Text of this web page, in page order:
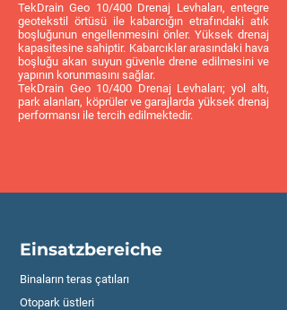
TekDrain Geo 10/400 Drenaj Levhaları, entegre
geotekstil örtüsü ile kabarcığın etrafındaki atık
boşluğunun engellenmesini önler. Yüksek drenaj
kapasitesine sahiptir. Kabarcıklar arasındaki hava
boşluğu akan suyun güvenle drene edilmesini ve
yapının korunmasını sağlar.
TekDrain Geo 10/400 Drenaj Levhaları; yol altı,
park alanları, köprüler ve garajlarda yüksek drenaj
performansı ile tercih edilmektedir.
Einsatzbereiche
Binaların teras çatıları
Otopark üstleri